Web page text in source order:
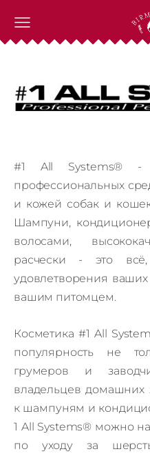
#1 All Systems® -
профессиональных
и кожей собак и
Шампуни,
волосами,
расчески - это
удовлетворения
вашим питомцем.
Косметика #1 All
популярность не
грумеров и
владельцев
к шампуням и
1 All Systems® можно
по уходу за